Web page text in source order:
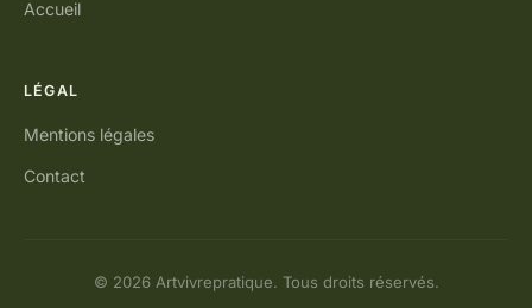
Accueil
LÉGAL
Mentions légales
Contact
© 2026 Artvivrepratique. Tous droits réservés.